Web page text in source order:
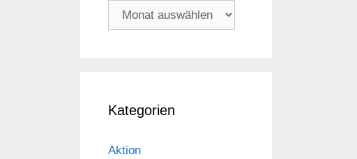
Archiv
Kategorien
Aktion